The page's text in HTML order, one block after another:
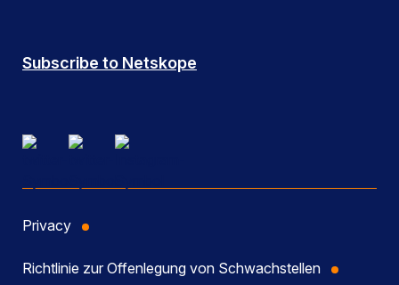
Subscribe to Netskope
Privacy
Richtlinie zur Offenlegung von Schwachstellen